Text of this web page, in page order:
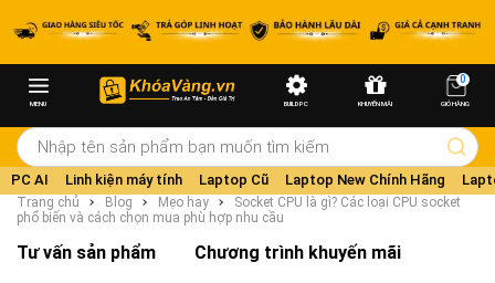
MENU BUILD PC KHUYẾN MÃI
0
GIỎ HÀNG
PC AI Linh kiện máy tính Laptop Cũ Laptop New Chính Hãng
Trang chủ Blog Mẹo hay
Socket CPU là gì? Các loại CPU socket
phổ biến và cách chọn mua phù hợp nhu cầu
Tư vấn sản phẩm Chương trình khuyến mãi